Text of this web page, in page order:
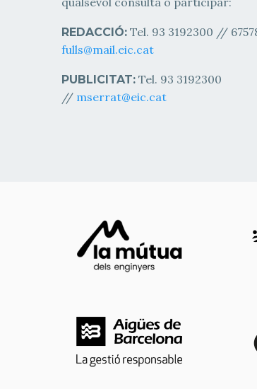
REDACCIÓ: Tel. 93 3192300 //
fulls@mail.eic.cat
PUBLICITAT: Tel. 93 3192300
// mserrat@eic.cat